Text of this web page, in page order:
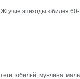
Жгучие эпизоды юбилея 60-
теги: юбилей, мужчина,